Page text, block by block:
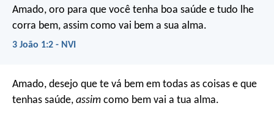
Amado, oro para que você tenha boa saúde e tudo lhe
corra bem, assim como vai bem a sua alma.
3 João 1:2 - NVI
Amado, desejo que te vá bem em todas as coisas e que
tenhas saúde, assim como bem vai a tua alma.